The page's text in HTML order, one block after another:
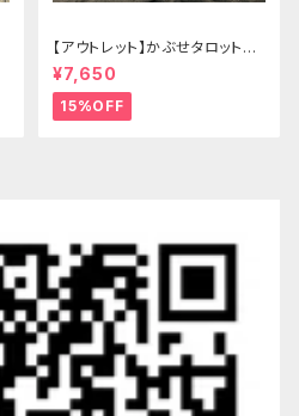
【アウトレット】かぶせタロットケ
ース -Hermit- mini ゴシックブ
ルー
¥7,650
15%OFF